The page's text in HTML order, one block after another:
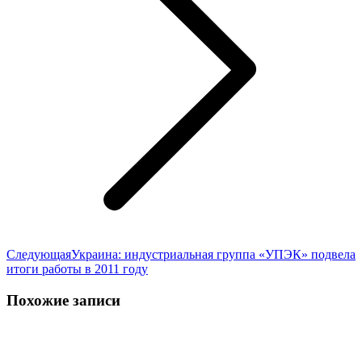
СледующаяСледующая
запись:
Украина: индустриальная группа «УПЭК» подвела
итоги работы в 2011 году
Похожие записи